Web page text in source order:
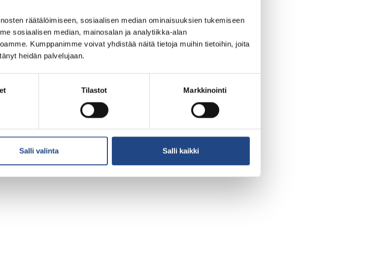
räätälöimiseen, sosiaalisen median ominaisuuksien tukemiseen
sosiaalisen median, mainosalan ja analytiikka-alan
Kumppanimme voivat yhdistää näitä tietoja muihin tietoihin, joita
heidän palvelujaan.
Tilastot Markkinointi
Salli valinta Salli kaikki